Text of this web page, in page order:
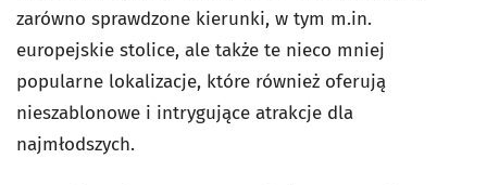
zarówno sprawdzone kierunki, w tym m.in.
europejskie stolice, ale także te nieco mniej
popularne lokalizacje, które również oferują
nieszablonowe i intrygujące atrakcje dla
najmłodszych.